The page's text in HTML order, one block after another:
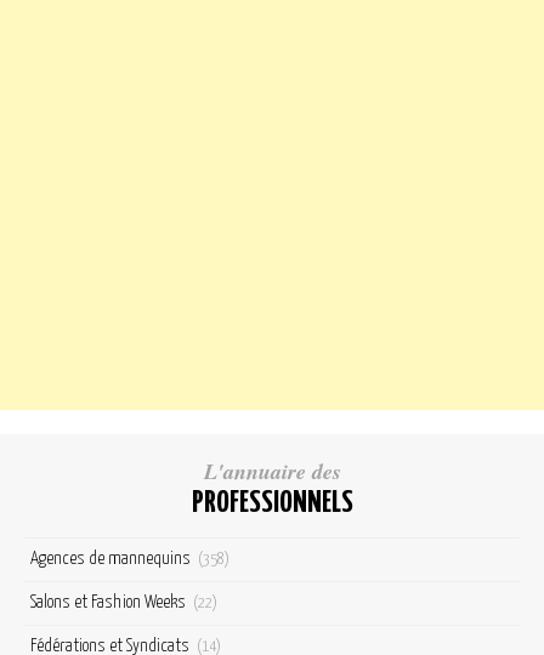
L'annuaire des
PROFESSIONNELS
Agences de mannequins (358)
Salons et Fashion Weeks (22)
Fédérations et Syndicats (14)